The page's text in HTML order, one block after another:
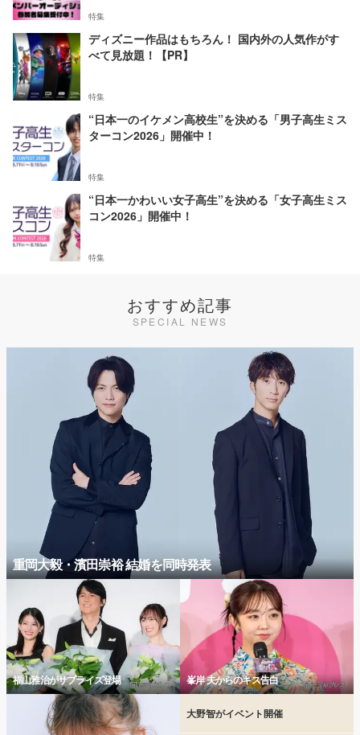
特集
ディズニー作品はもちろん！ 国内外の人気作がす
べて見放題！【PR】
特集
“日本一のイケメン高校生”を決める「男子高生ミス
ターコン2026」開催中！
特集
“日本一かわいい女子高生”を決める「女子高生ミス
コン2026」開催中！
特集
おすすめ記事
SPECIAL NEWS
重岡大毅・濱田崇裕 結婚を同時発表
福山雅治がサプライズ登場 峯岸 夫からのキス告白
大野智がイベント開催